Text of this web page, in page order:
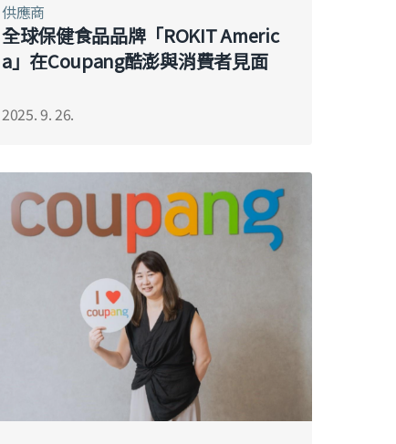
供應商
全球保健食品品牌「ROKIT Americ
a」在Coupang酷澎與消費者見面
2025. 9. 26.